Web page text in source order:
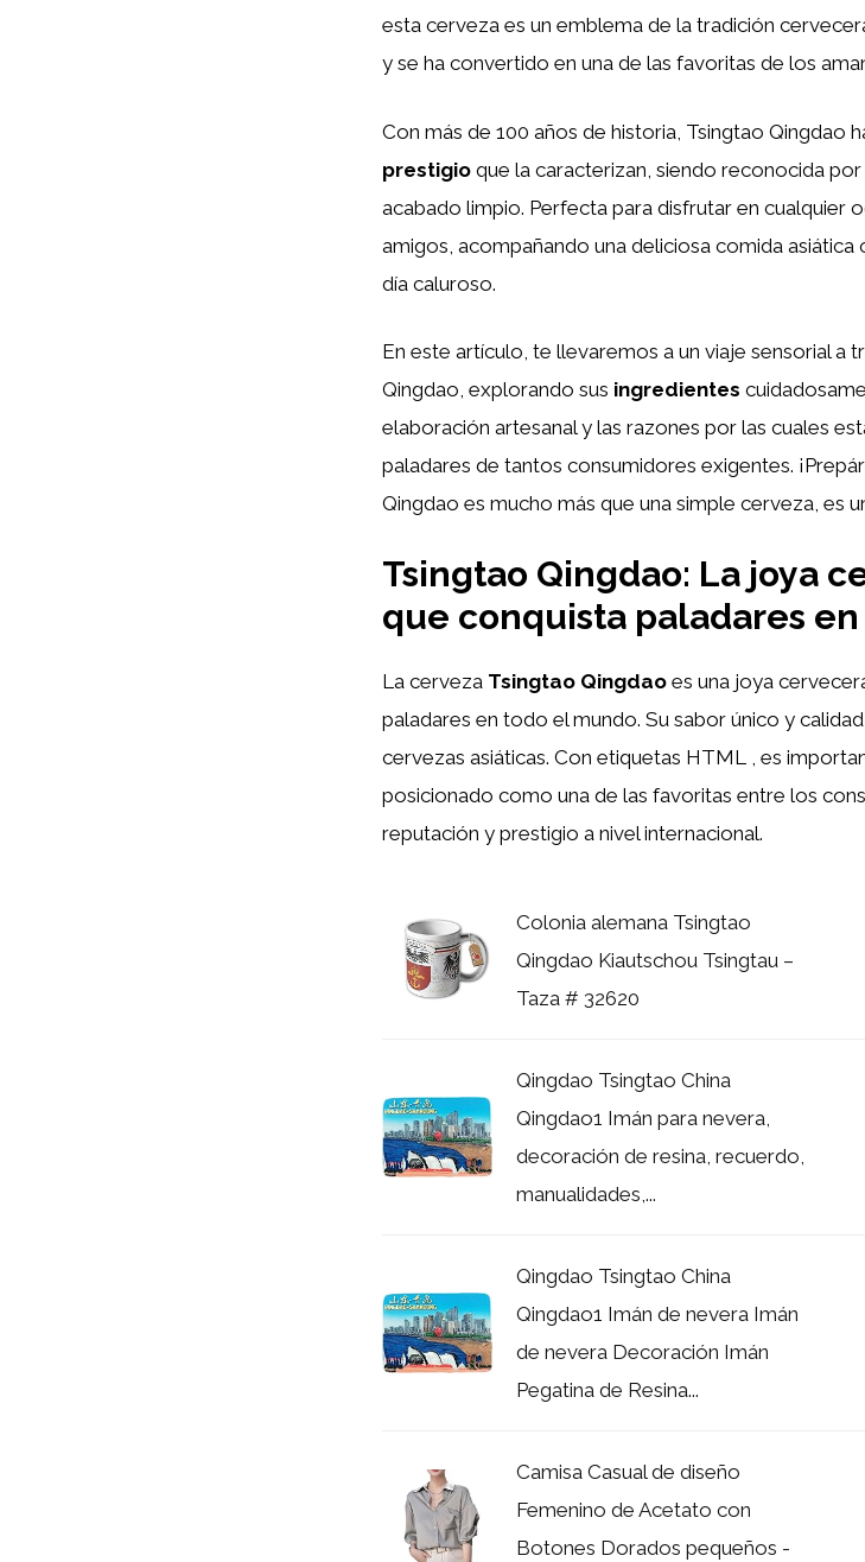
esta cerveza es un emblema de la tradición
y se ha convertido en una de las favoritas de los
Con más de 100 años de historia, Tsingtao Qingdao
prestigio que la caracterizan, siendo reconocida
acabado limpio. Perfecta para disfrutar en cualquier
amigos, acompañando una deliciosa comida
día caluroso.
En este artículo, te llevaremos a un viaje sensorial a
Qingdao, explorando sus ingredientes
elaboración artesanal y las razones por las cuales
paladares de tantos consumidores exigentes.
Qingdao es mucho más que una simple cerveza, es
Tsingtao Qingdao: La joya
que conquista paladares
La cerveza Tsingtao Qingdao es una joya
paladares en todo el mundo. Su sabor único y
cervezas asiáticas. Con etiquetas HTML
, es
posicionado como una de las favoritas entre los
reputación y prestigio a nivel internacional.
Colonia alemana Tsingtao
Qingdao Kiautschou Tsingtau –
Taza # 32620
Qingdao Tsingtao China
Qingdao1 Imán para nevera,
decoración de resina, recuerdo,
manualidades,...
Qingdao Tsingtao China
Qingdao1 Imán de nevera Imán
de nevera Decoración Imán
Pegatina de Resina...
Camisa Casual de diseño
Femenino de Acetato con
Botones Dorados pequeños -